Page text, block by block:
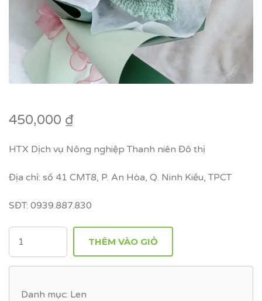
450,000 ₫
HTX Dịch vụ Nông nghiệp Thanh niên Đô thị
Địa chỉ: số 41 CMT8, P. An Hòa, Q. Ninh Kiều, TPCT
SĐT: 0939.887.830
SỐ
LƯỢNG
THÊM VÀO GIỎ
Danh mục: Len